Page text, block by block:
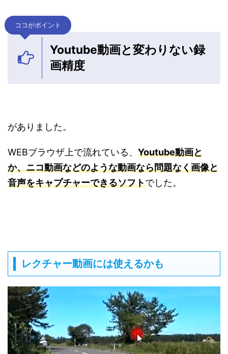
ココがポイント
Youtube動画と変わりない録
画精度
がありました。
WEBブラウザ上で流れている、 Youtube動画と
か、ニコ動画などのような動画なら問題なく画像と
音声をキャプチャーできるソフトでした。
レクチャー動画には使えるかも